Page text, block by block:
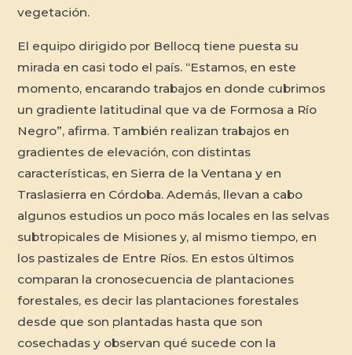
vegetación.
El equipo dirigido por Bellocq tiene puesta su
mirada en casi todo el país. “Estamos, en este
momento, encarando trabajos en donde cubrimos
un gradiente latitudinal que va de Formosa a Río
Negro”, afirma. También realizan trabajos en
gradientes de elevación, con distintas
características, en Sierra de la Ventana y en
Traslasierra en Córdoba. Además, llevan a cabo
algunos estudios un poco más locales en las selvas
subtropicales de Misiones y, al mismo tiempo, en
los pastizales de Entre Ríos. En estos últimos
comparan la cronosecuencia de plantaciones
forestales, es decir las plantaciones forestales
desde que son plantadas hasta que son
cosechadas y observan qué sucede con la